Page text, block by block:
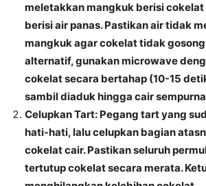
meletakkan mangkuk berisi cokelat
berisi air panas. Pastikan air tidak
mangkuk agar cokelat tidak
alternatif, gunakan microwave
cokelat secara bertahap (10-15
sambil diaduk hingga cair
Celupkan Tart: Pegang tart yang
hati-hati, lalu celupkan bagian
cokelat cair. Pastikan seluruh
tertutup cokelat secara merata.